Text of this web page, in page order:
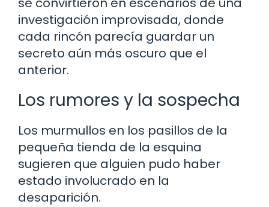
investigación improvisada, donde
cada rincón parecía guardar un
secreto aún más oscuro que el
anterior.
Los rumores y la sospecha
Los murmullos en los pasillos de la
pequeña tienda de la esquina
sugieren que alguien pudo haber
estado involucrado en la
desaparición.